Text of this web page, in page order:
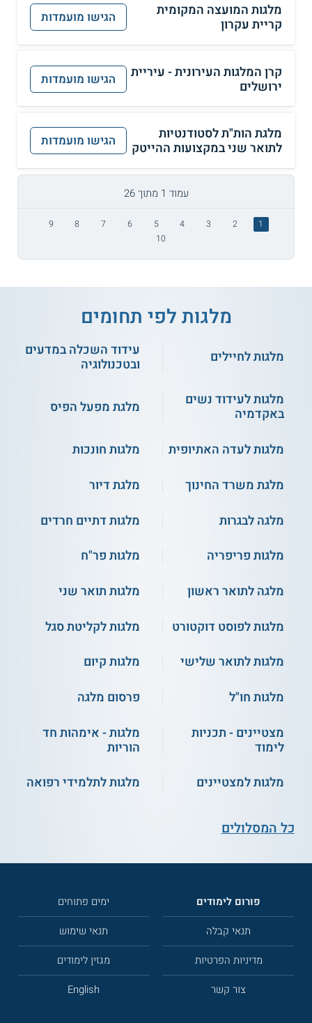
מלגות המועצה המקומית
קריית עקרון
הגישו מועמדות
קרן המלגות העירונית - עיריית
ירושלים
הגישו מועמדות
מלגת הות"ת לסטודנטיות
לתואר שני במקצועות ההייטק
הגישו מועמדות
עמוד 1 מתוך 26
1
2
3
4
5
6
7
8
9
10
מלגות לפי תחומים
מלגות לחיילים
עידוד השכלה במדעים
ובטכנולוגיה
מלגות לעידוד נשים
באקדמיה
מלגת מפעל הפיס
מלגות לעדה האתיופית
מלגות חונכות
מלגת משרד החינוך
מלגת דיור
מלגה לבגרות
מלגות דתיים חרדים
מלגות פריפריה
מלגות פר"ח
מלגה לתואר ראשון
מלגות תואר שני
מלגות לפוסט דוקטורט
מלגות לקליטת סגל
מלגות לתואר שלישי
מלגות קיום
מלגות חו"ל
פרסום מלגה
מצטיינים - תכניות
לימוד
מלגות - אימהות חד
הוריות
מלגות למצטיינים
מלגות לתלמידי רפואה
כל המסלולים
פורום לימודים
ימים פתוחים
תנאי קבלה
תנאי שימוש
מדיניות הפרטיות
מגזין לימודים
צור קשר
English